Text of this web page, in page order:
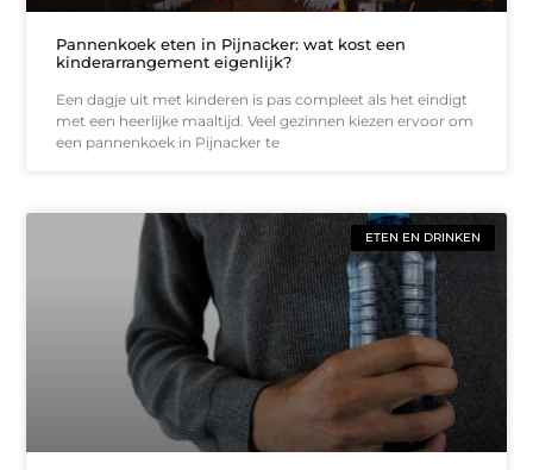
Pannenkoek eten in Pijnacker: wat kost een
kinderarrangement eigenlijk?
Een dagje uit met kinderen is pas compleet als het eindigt
met een heerlijke maaltijd. Veel gezinnen kiezen ervoor om
een pannenkoek in Pijnacker te
ETEN EN DRINKEN